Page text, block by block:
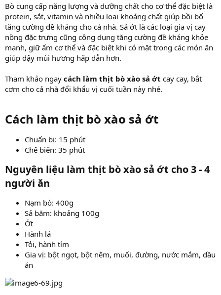
Bò cung cấp năng lượng và dưỡng chất cho cơ thể đặc biệt là
protein, sắt, vitamin và nhiều loại khoáng chất giúp bồi bổ
tăng cường đề kháng cho cả nhà. Sả ớt là các loại gia vị cay
nồng đặc trưng cũng công dụng tăng cường đề kháng khỏe
mạnh, giữ ấm cơ thể và đặc biệt khi có mặt trong các món ăn
giúp dậy mùi hương hấp dẫn hơn.
Tham khảo ngay cách làm thịt bò xào sả ớt cay cay, bắt
cơm cho cả nhà đổi khẩu vị cuối tuần này nhé.
Cách làm thịt bò xào sả ớt​
Chuẩn bị: 15 phút
Chế biến: 35 phút
Nguyên liệu làm thịt bò xào sả ớt cho 3 - 4
người ăn​
Nạm bò: 400g
Sả băm: khoảng 100g
Ớt
Hành lá
Tỏi, hành tím
Gia vị: bột ngọt, bột nêm, muối, đường, nước mắm, dầu
ăn